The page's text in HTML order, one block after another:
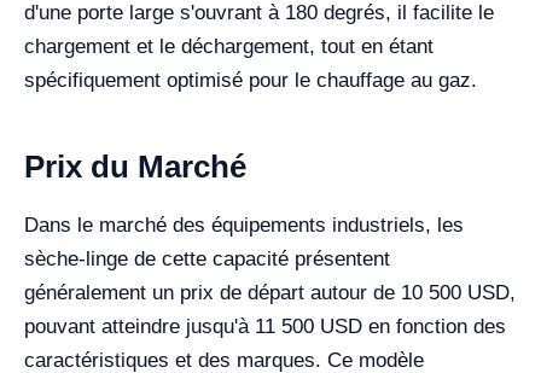
d'une porte large s'ouvrant à 180 degrés, il facilite le
chargement et le déchargement, tout en étant
spécifiquement optimisé pour le chauffage au gaz.
Prix du Marché
Dans le marché des équipements industriels, les
sèche-linge de cette capacité présentent
généralement un prix de départ autour de 10 500 USD,
pouvant atteindre jusqu'à 11 500 USD en fonction des
caractéristiques et des marques. Ce modèle